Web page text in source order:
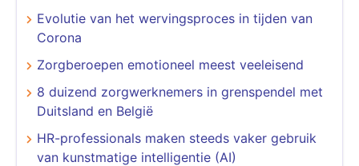
Evolutie van het wervingsproces in tijden van
Corona
Zorgberoepen emotioneel meest veeleisend
8 duizend zorgwerknemers in grenspendel met
Duitsland en België
HR-professionals maken steeds vaker gebruik
van kunstmatige intelligentie (AI)